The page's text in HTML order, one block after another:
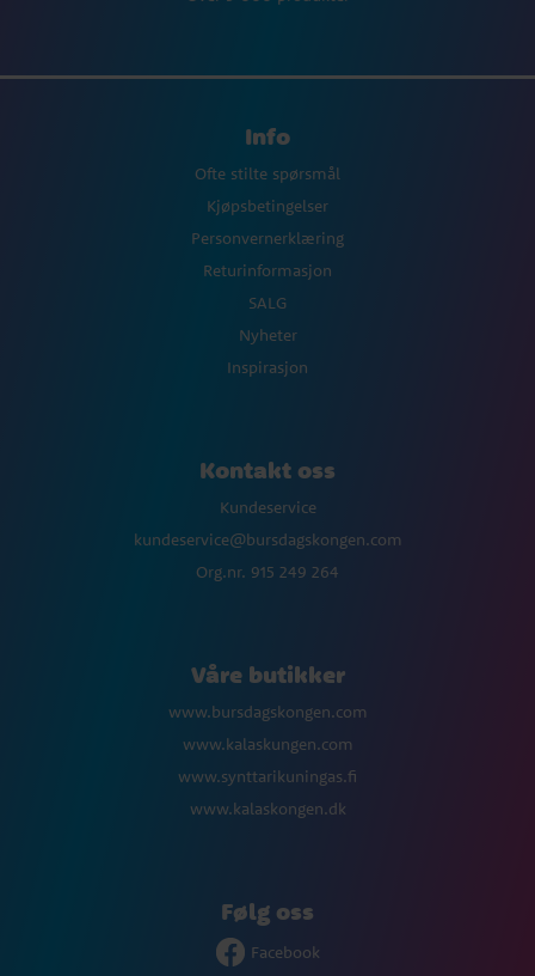
Info
Ofte stilte spørsmål
Kjøpsbetingelser
Personvernerklæring
Returinformasjon
SALG
Nyheter
Inspirasjon
Kontakt oss
Kundeservice
kundeservice@bursdagskongen.com
Org.nr. 915 249 264
Våre butikker
www.bursdagskongen.com
www.kalaskungen.com
www.synttarikuningas.fi
www.kalaskongen.dk
Følg oss
Facebook